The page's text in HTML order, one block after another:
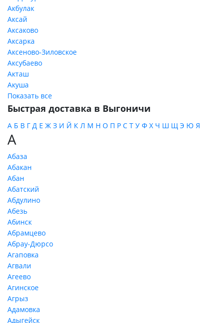
Акбулак
Аксай
Аксаково
Аксарка
Аксеново-Зиловское
Аксубаево
Акташ
Акуша
Показать все
Быстрая доставка в Выгоничи
А Б В Г Д Е Ж З И Й К Л М Н О П Р С Т У Ф Х Ч Ш Щ Э Ю Я
А
Абаза
Абакан
Абан
Абатский
Абдулино
Абезь
Абинск
Абрамцево
Абрау-Дюрсо
Агаповка
Агвали
Агеево
Агинское
Агрыз
Адамовка
Адыгейск